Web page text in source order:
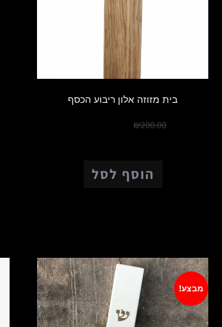
בית מזוזה אלון ריבוע הכסף
₪200.00
הוסף לסל
מבצע!